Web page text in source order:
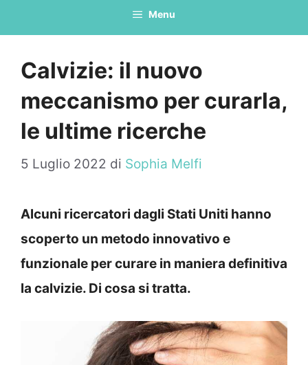
Menu
Calvizie: il nuovo
meccanismo per curarla,
le ultime ricerche
5 Luglio 2022 di Sophia Melfi
Alcuni ricercatori dagli Stati Uniti hanno
scoperto un metodo innovativo e
funzionale per curare in maniera definitiva
la calvizie. Di cosa si tratta.